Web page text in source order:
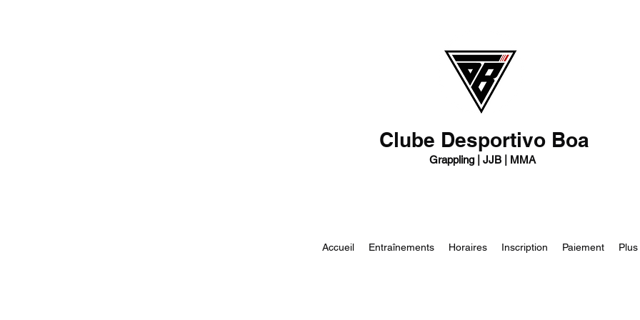
Clube Desportivo Boa
Grappling | JJB | MMA
Accueil Entraînements Horaires Inscription Paiement Plus